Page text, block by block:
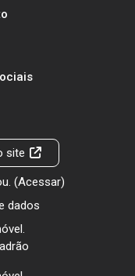
site
(Acessar)
dados